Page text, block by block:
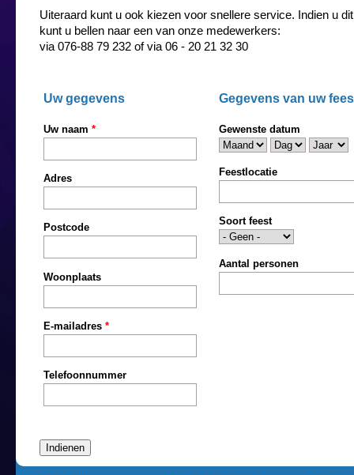
Uiteraard kunt u ook kiezen voor snellere service. Indien u
kunt u bellen naar een van onze medewerkers:
via 076-88 79 232 of via 06 - 20 21 32 30
Uw gegevens
Uw naam *
Adres
Postcode
Woonplaats
E-mailadres *
Telefoonnummer
Gegevens van uw
Gewenste datum
Maand
Dag Jaar
Feestlocatie
Soort feest
Aantal personen